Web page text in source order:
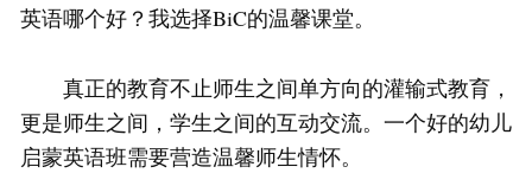
英语哪个好？我选择BiC的温馨课堂。
真正的教育不止师生之间单方向的灌输式教育，
更是师生之间，学生之间的互动交流。一个好的幼儿
启蒙英语班需要营造温馨师生情怀。